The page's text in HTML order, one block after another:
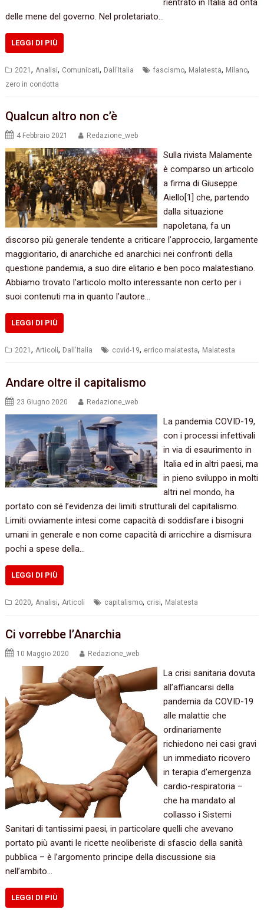
delle mene del governo. Nel proletariato…
LEGGI DI PIÙ
2021, Analisi, Comunicati, Dall'Italia fascismo, Malatesta, Milano,
zero in condotta
Qualcun altro non c’è
4 Febbraio 2021 Redazione_web
Sulla rivista Malamente
è comparso un articolo
a firma di Giuseppe
Aiello[1] che, partendo
dalla situazione
napoletana, fa un
discorso più generale tendente a criticare l’approccio, largamente
maggioritario, di anarchiche ed anarchici nei confronti della
questione pandemia, a suo dire elitario e ben poco malatestiano.
Abbiamo trovato l’articolo molto interessante non certo per i
suoi contenuti ma in quanto l’autore…
LEGGI DI PIÙ
2021,Articoli, Dall'Italia covid-19, errico malatesta, Malatesta
Andare oltre il capitalismo
23 Giugno 2020 Redazione_web
La pandemia COVID-19,
con i processi infettivali
in via di esaurimento in
Italia ed in altri paesi, ma
in pieno sviluppo in molti
altri nel mondo, ha
portato con sé l’evidenza dei limiti strutturali del capitalismo.
Limiti ovviamente intesi come capacità di soddisfare i bisogni
umani in generale e non come capacità di arricchire a dismisura
pochi a spese della…
LEGGI DI PIÙ
2020, Analisi, Articoli capitalismo, crisi, Malatesta
Ci vorrebbe l’Anarchia
10 Maggio 2020 Redazione_web
La crisi sanitaria dovuta
all’affiancarsi della
pandemia da COVID-19
alle malattie che
ordinariamente
richiedono nei casi gravi
un immediato ricovero
in terapia d’emergenza
cardio-respiratoria –
che ha mandato al
collasso i Sistemi
Sanitari di tantissimi paesi, in particolare quelli che avevano
portato più avanti le ricette neoliberiste di sfascio della sanità
pubblica – è l’argomento principe della discussione sia
nell’ambito…
LEGGI DI PIÙ